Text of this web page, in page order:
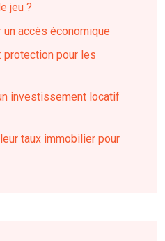
jeu ?
accès économique
protection pour les
investissement locatif
taux immobilier pour